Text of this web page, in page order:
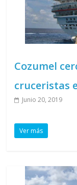
Cozumel
cruceristas
Junio 20, 2019
Ver más